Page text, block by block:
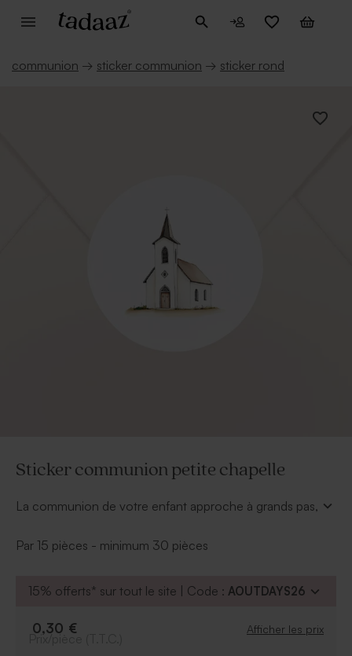
communion → sticker communion → sticker rond
Sticker communion petite chapelle
La communion de votre enfant approche à grands pas,
communion scellara vos invitations avec élégance.
Par 15 pièces - minimum 30 pièces
15% offerts* sur tout le site | Code : AOUTDAYS26
0,30 € Afficher les prix